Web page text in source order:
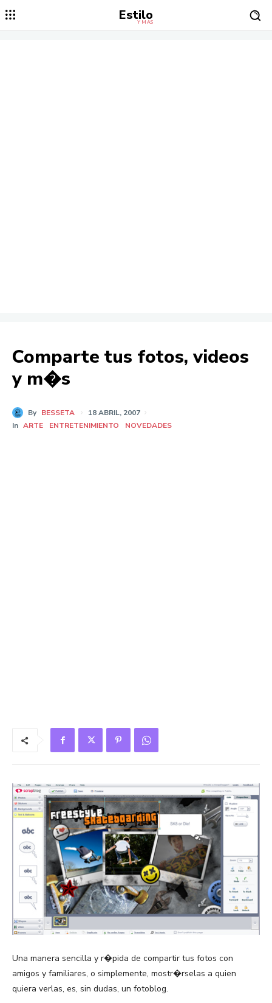
Estilo
Y MÁS
Comparte tus fotos, videos
y m�s
By BESSETA
18 ABRIL, 2007
In ARTE ENTRETENIMIENTO NOVEDADES
Una manera sencilla y r�pida de compartir tus fotos con
amigos y familiares, o simplemente, mostr�rselas a quien
quiera verlas, es, sin dudas, un fotoblog.